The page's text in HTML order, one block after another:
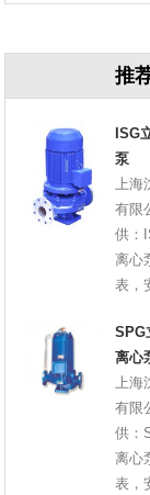
推
ISG
泵
上海
有限
供：
离心
表，
SPG
离心
上海
有限
供：
离心
表，